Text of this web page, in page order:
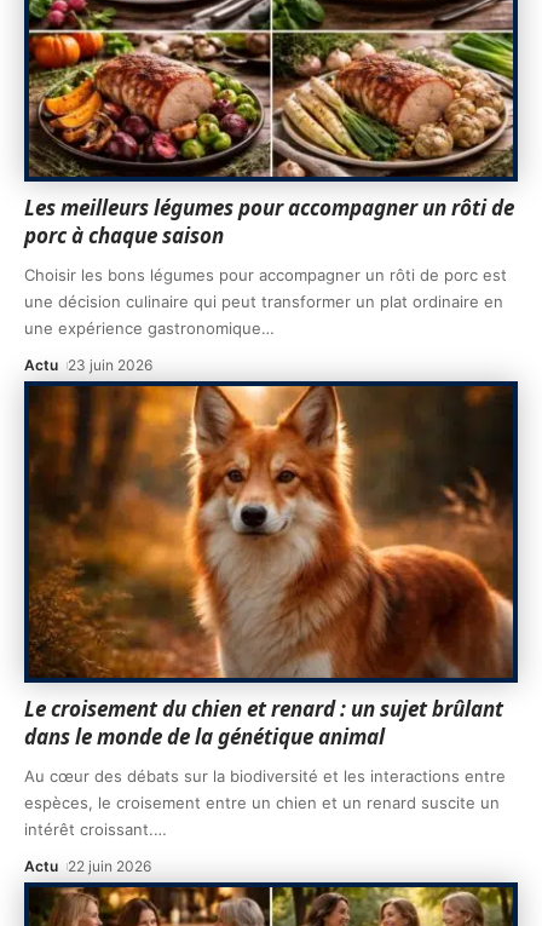
Les meilleurs légumes pour accompagner un rôti de
porc à chaque saison
Choisir les bons légumes pour accompagner un rôti de porc est
une décision culinaire qui peut transformer un plat ordinaire en
une expérience gastronomique…
Actu 23 juin 2026
Le croisement du chien et renard : un sujet brûlant
dans le monde de la génétique animal
Au cœur des débats sur la biodiversité et les interactions entre
espèces, le croisement entre un chien et un renard suscite un
intérêt croissant.…
Actu 22 juin 2026